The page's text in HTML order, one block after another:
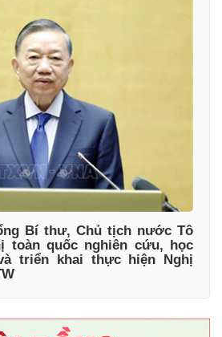
Bí thư, Chủ tịch nước Tô
toàn quốc nghiên cứu, học
triển khai thực hiện Nghị